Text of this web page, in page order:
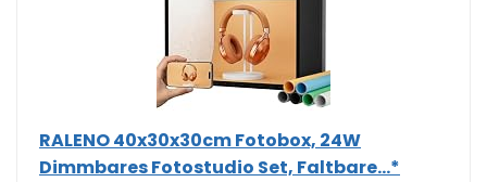
RALENO 40x30x30cm Fotobox, 24W
Dimmbares Fotostudio Set, Faltbare...*